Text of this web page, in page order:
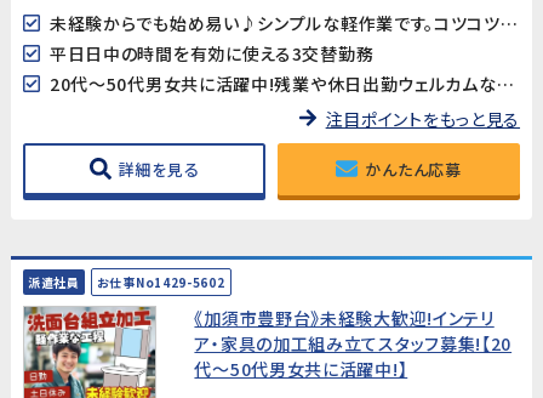
未経験からでも始め易い♪シンプルな軽作業です。コツコツと進める作業が好きな方にオススメ!
平日日中の時間を有効に使える3交替勤務
20代～50代男女共に活躍中!残業や休日出勤ウェルカムな方大歓迎!
注目ポイントをもっと見る
詳細を見る かんたん応募
派遣社員 お仕事No1429-5602
《加須市豊野台》未経験大歓迎!インテリ
ア・家具の加工組み立てスタッフ募集!【20
代～50代男女共に活躍中!】